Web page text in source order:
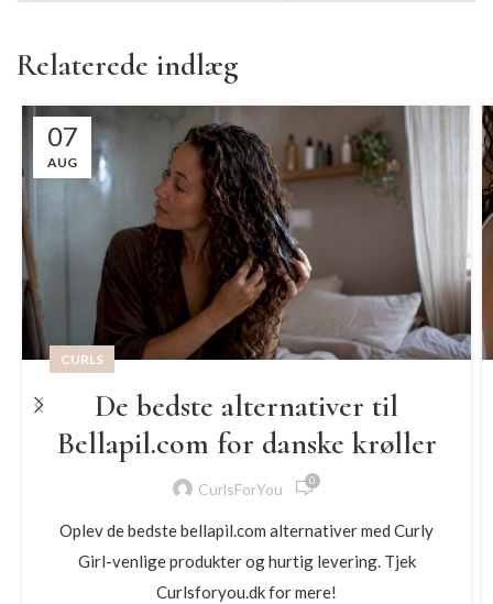
Relaterede indlæg
07
AUG
CURLS
De bedste alternativer til
Bellapil.com for danske krøller
CurlsForYou 0
Oplev de bedste bellapil.com alternativer med Curly
Girl-venlige produkter og hurtig levering. Tjek
Curlsforyou.dk for mere!